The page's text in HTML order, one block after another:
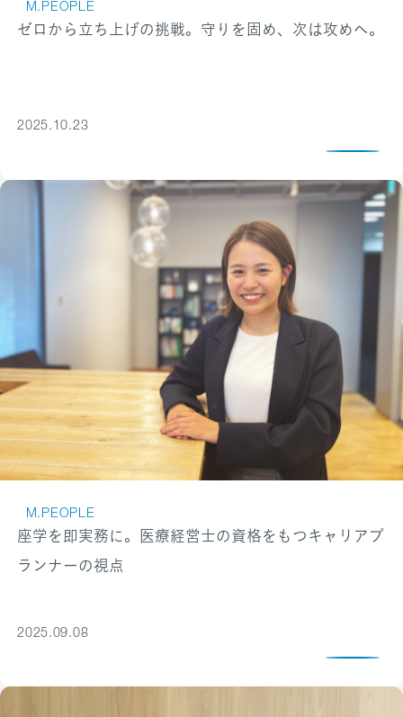
M.PEOPLE
ゼロから立ち上げの挑戦。守りを固め、次は攻めへ。
2025.10.23
M.PEOPLE
座学を即実務に。医療経営士の資格をもつキャリアプ
ランナーの視点
2025.09.08